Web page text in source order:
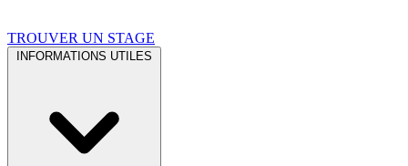
TROUVER UN STAGE
INFORMATIONS UTILES